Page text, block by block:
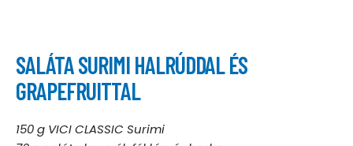
SALÁTA SURIMI HALRÚDDAL ÉS
GRAPEFRUITTAL
150 g VICI CLASSIC Surimi